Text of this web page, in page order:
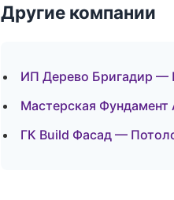
Другие компании
ИП Дерево Бригадир —
Мастерская
ГК Build Фасад —